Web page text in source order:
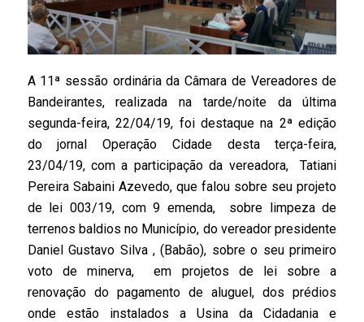
A 11ª sessão ordinária da Câmara de Vereadores de
Bandeirantes, realizada na tarde/noite da última
segunda-feira, 22/04/19, foi destaque na 2ª edição
do jornal Operação Cidade desta terça-feira,
23/04/19, com a participação da vereadora, Tatiani
Pereira Sabaini Azevedo, que falou sobre seu projeto
de lei 003/19, com 9 emenda, sobre limpeza de
terrenos baldios no Município, do vereador presidente
Daniel Gustavo Silva , (Babão), sobre o seu primeiro
voto de minerva, em projetos de lei sobre a
renovação do pagamento de aluguel, dos prédios
onde estão instalados a Usina da Cidadania e